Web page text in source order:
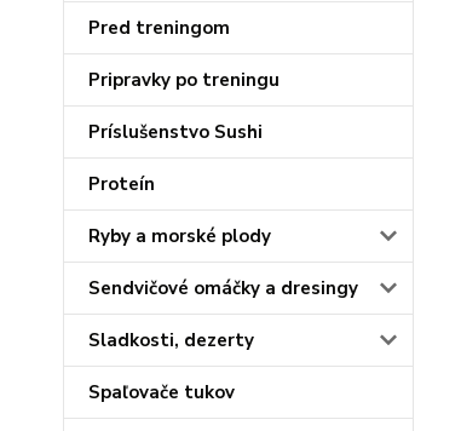
Pred treningom
Pripravky po treningu
Príslušenstvo Sushi
Proteín
Ryby a morské plody
Sendvičové omáčky a dresingy
Sladkosti, dezerty
Spaľovače tukov